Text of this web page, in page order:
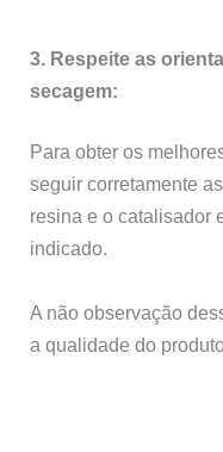
3. Respeite as
secagem:
Para obter os
seguir corretamente
resina e o catalisador
indicado.
A não observação
a qualidade do